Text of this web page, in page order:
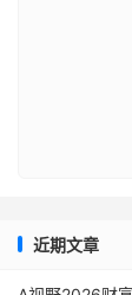
近期文章